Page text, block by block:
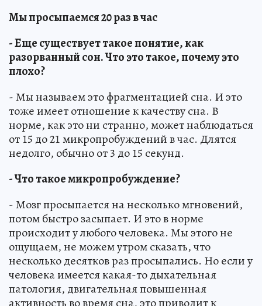
Мы просыпаемся 20 раз в час
- Еще существует такое понятие, как
разорванный сон. Что это такое, почему это
плохо?
- Мы называем это фрагментацией сна. И это
тоже имеет отношение к качеству сна. В
норме, как это ни странно, может наблюдаться
от 15 до 21 микропробуждений в час. Длятся
недолго, обычно от 3 до 15 секунд.
- Что такое микропробуждение?
- Мозг просыпается на несколько мгновений,
потом быстро засыпает. И это в норме
происходит у любого человека. Мы этого не
ощущаем, не можем утром сказать, что
несколько десятков раз просыпались. Но если у
человека имеется какая-то дыхательная
патология, двигательная повышенная
активность во время сна, это приводит к